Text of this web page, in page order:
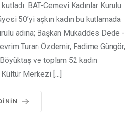
BAT-Cemevi Kadınlar Kurulu
50’yi aşkın kadın bu kutlamada
adına; Başkan Mukaddes Dede -
Turan Özdemir, Fadime Güngör,
ve toplam 52 kadın
Kültür Merkezi […]